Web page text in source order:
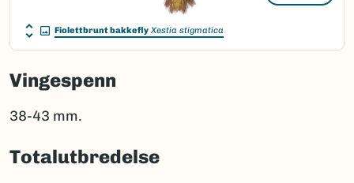
Fiolettbrunt bakkefly Xestia stigmatica
Vingespenn
38-43 mm.
Totalutbredelse